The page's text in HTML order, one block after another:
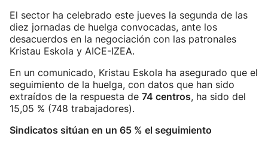
El sector ha celebrado este jueves la segunda de las
diez jornadas de huelga convocadas, ante los
desacuerdos en la negociación con las patronales
Kristau Eskola y AICE-IZEA.
En un comunicado, Kristau Eskola ha asegurado que el
seguimiento de la huelga, con datos que han sido
extraídos de la respuesta de 74 centros, ha sido del
15,05 % (748 trabajadores).
Sindicatos sitúan en un 65 % el seguimiento